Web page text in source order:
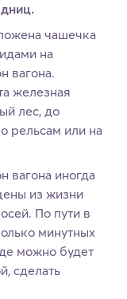
чашечка
на
вагона.
железная
лес, до
рельсам или на
вагона иногда
из жизни
По пути в
минутных
можно будет
сделать